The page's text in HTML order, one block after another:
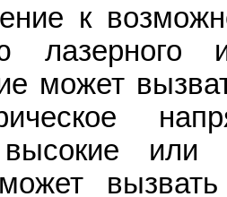
к
лазерного
может
или